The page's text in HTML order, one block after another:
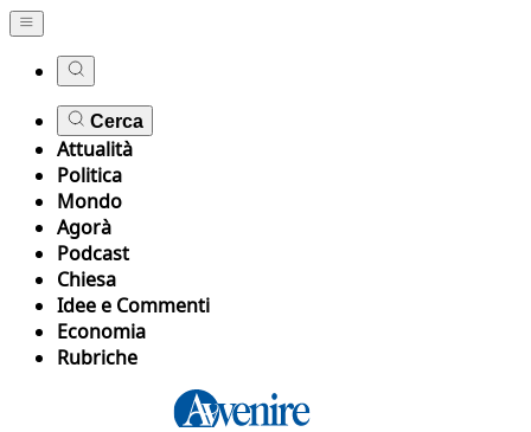
Cerca
Attualità
Politica
Mondo
Agorà
Podcast
Chiesa
Idee e Commenti
Economia
Rubriche